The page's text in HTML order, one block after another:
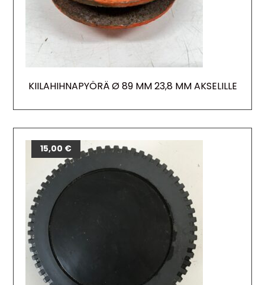
KIILAHIHNAPYÖRÄ Ø 89 MM 23,8 MM AKSELILLE
15,00 €